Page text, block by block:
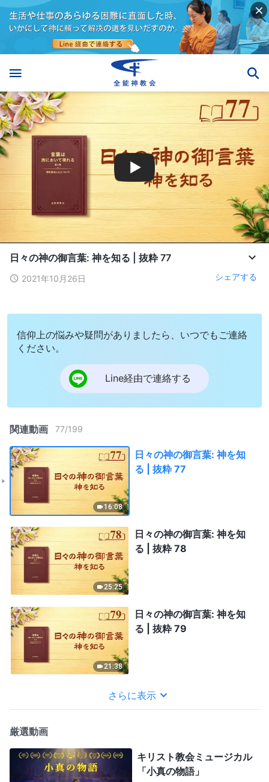
日々の神の御言葉: 神を知る | 抜粋 77
2021年10月26日 シェアする
信仰上の悩みや疑問がありましたら、いつでもご連絡
ください。
Line経由で連絡する
関連動画 77/199
16:08
日々の神の御言葉: 神を知
る | 抜粋 77
25:25
日々の神の御言葉: 神を知
る | 抜粋 78
21:38
日々の神の御言葉: 神を知
る | 抜粋 79
さらに表示
厳選動画
キリスト教会ミュージカル
「小真の物語」